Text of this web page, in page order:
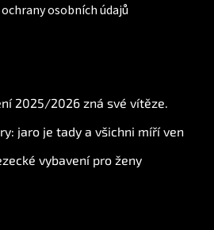
osobních údajů
2025/2026 zná své vítěze.
jaro je tady a všichni míří ven
vybavení pro ženy